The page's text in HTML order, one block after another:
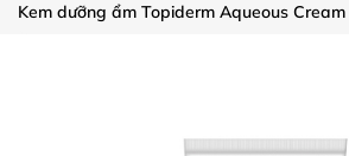
Kem dưỡng ẩm Topiderm Aqueous Cream